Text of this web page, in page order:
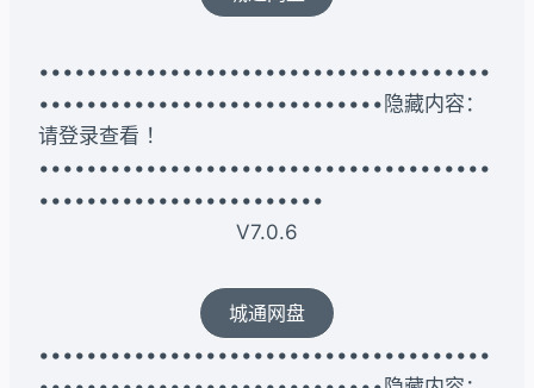
••••••••••••••••••••••••••••••••••••••
•••••••••••••••••••••••••••••隐藏内容：
请登录查看 ！
••••••••••••••••••••••••••••••••••••••
••••••••••••••••••••••••
V7.0.6
城通网盘
••••••••••••••••••••••••••••••••••••••